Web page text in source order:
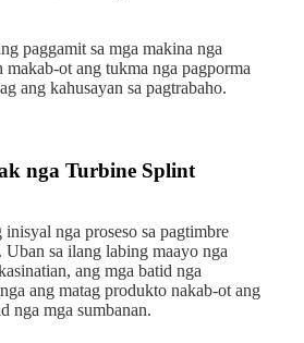
paggamit sa mga makina nga
ot ang tukma nga pagporma
ang kahusayan sa pagtrabaho.
nga Turbine Splint
nga proseso sa pagtimbre
. Uban sa ilang labing maayo nga
ang mga batid nga
ang matag produkto nakab-ot ang
nga mga sumbanan.